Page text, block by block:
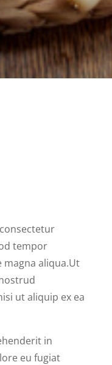
tempor
aliqua.Ut
ut aliquip ex ea
in
eu fugiat